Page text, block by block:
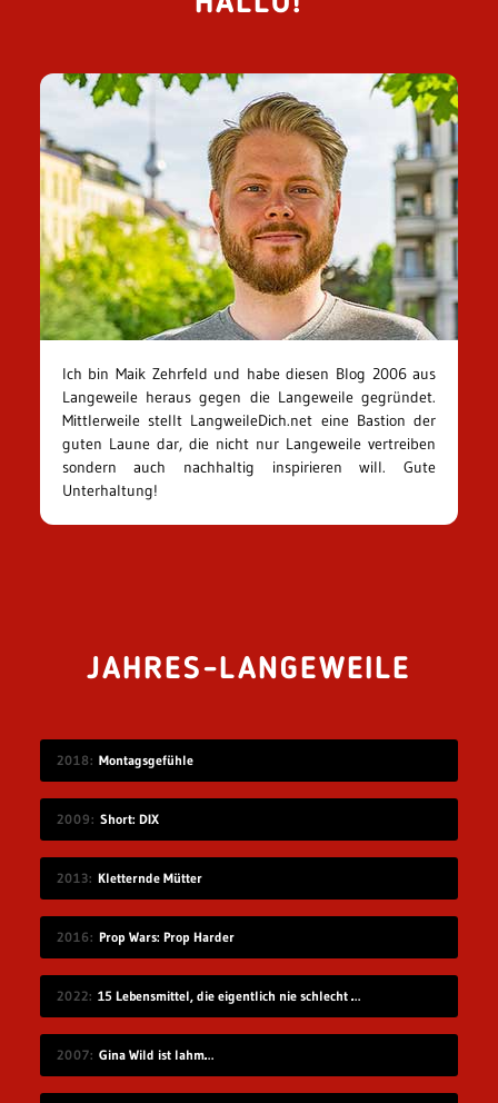
Ich bin Maik Zehrfeld und habe diesen Blog 2006 aus
Langeweile heraus gegen die Langeweile gegründet.
Mittlerweile stellt LangweileDich.net eine Bastion der
guten Laune dar, die nicht nur Langeweile vertreiben
sondern auch nachhaltig inspirieren will. Gute
Unterhaltung!
JAHRES-LANGEWEILE
2018 Montagsgefühle
2009 Short: DIX
2013 Kletternde Mütter
2016 Prop Wars: Prop Harder
2022 15 Lebensmittel, die eigentlich nie schlecht werden
2007 Gina Wild ist lahm…